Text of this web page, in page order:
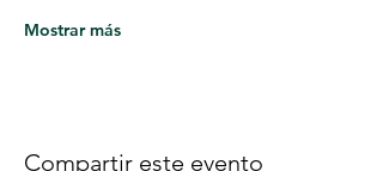
Mostrar más
Compartir este evento